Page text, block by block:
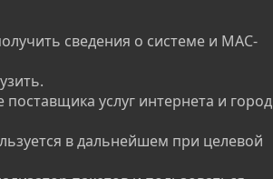
сведения о системе и MAC-
услуг интернета и город
в дальнейшем при целевой